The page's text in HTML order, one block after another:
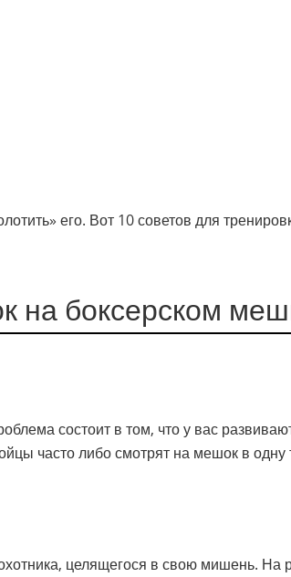
его. Вот 10 советов для
на боксерском
состоит в том, что у вас
часто либо смотрят на мешок в одну
целящегося в свою мишень. На